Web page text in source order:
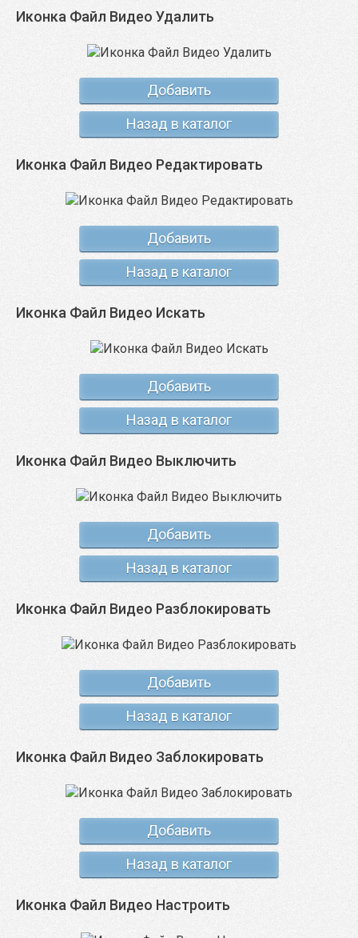
Иконка Файл Видео Удалить
Добавить
Назад в каталог
Иконка Файл Видео Редактировать
Добавить
Назад в каталог
Иконка Файл Видео Искать
Добавить
Назад в каталог
Иконка Файл Видео Выключить
Добавить
Назад в каталог
Иконка Файл Видео Разблокировать
Добавить
Назад в каталог
Иконка Файл Видео Заблокировать
Добавить
Назад в каталог
Иконка Файл Видео Настроить